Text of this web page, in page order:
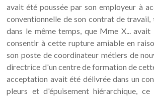
avait été poussée par son employeur à
conventionnelle de son contrat de
dans le même temps, que Mme X... avait
consentir à cette rupture amiable en
son poste de coordinateur métiers de
directrice d'un centre de formation de
acceptation avait été délivrée dans un
pleurs et d'épuisement hiérarchique,